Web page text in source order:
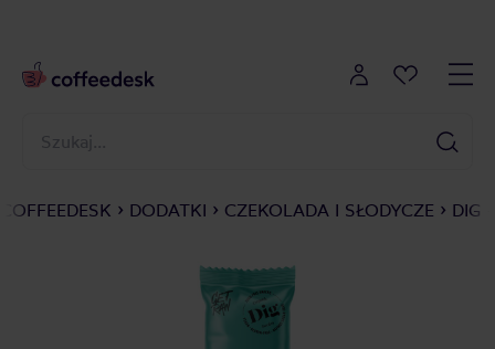
COFFEEDESK DODATKI CZEKOLADA I SŁODYCZE DIG